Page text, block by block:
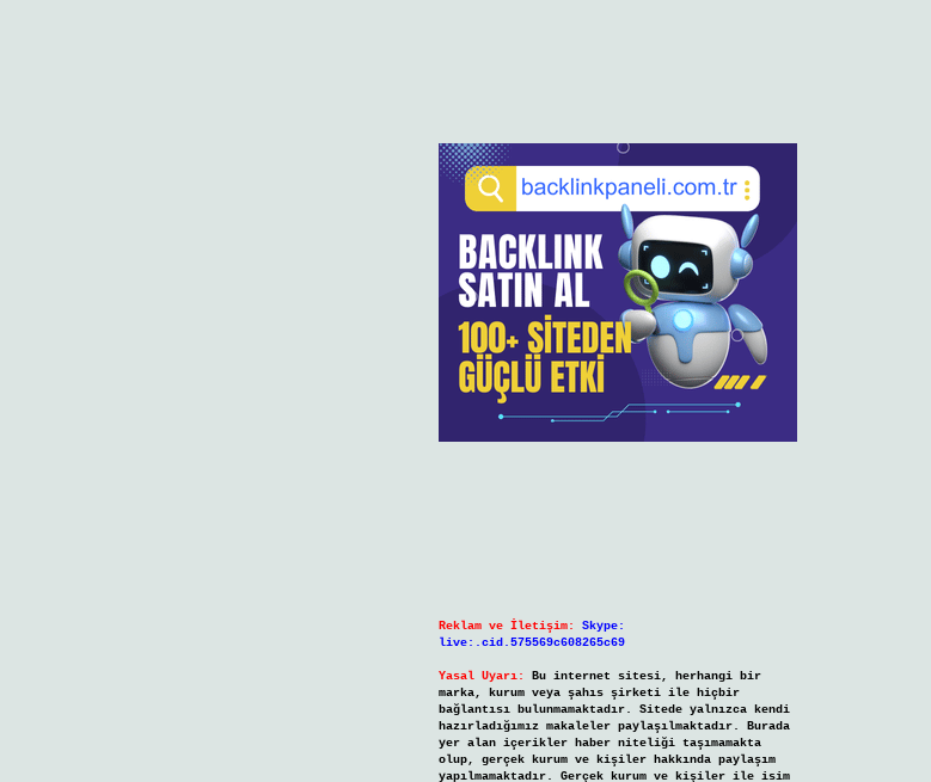
Reklam ve İletişim:
Skype:
live:.cid.575569c608265c69
Yasal Uyarı:
Bu internet sitesi, herhangi bir
marka, kurum veya şahıs şirketi ile hiçbir
bağlantısı bulunmamaktadır. Sitede yalnızca kendi
hazırladığımız makaleler paylaşılmaktadır. Burada
yer alan içerikler haber niteliği taşımamakta
olup, gerçek kurum ve kişiler hakkında paylaşım
yapılmamaktadır. Gerçek kurum ve kişiler ile isim